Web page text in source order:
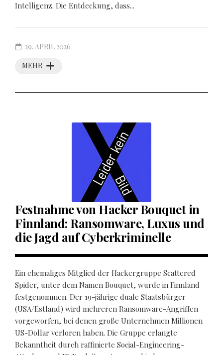
Intelligenz. Die Entdeckung, dass...
MEHR
29. APRIL 2026
Festnahme von Hacker Bouquet in
Finnland: Ransomware, Luxus und
die Jagd auf Cyberkriminelle
Ein ehemaliges Mitglied der Hackergruppe Scattered
Spider, unter dem Namen Bouquet, wurde in Finnland
festgenommen. Der 19-jährige duale Staatsbürger
(USA/Estland) wird mehreren Ransomware-Angriffen
vorgeworfen, bei denen große Unternehmen Millionen
US-Dollar verloren haben. Die Gruppe erlangte
Bekanntheit durch raffinierte Social-Engineering-